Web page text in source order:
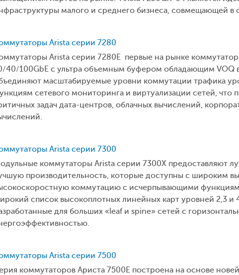
малого и среднего бизнеса, совмещающей в
Arista серии 7280
Arista серии 7280E первые на рынке
40/100GbE с ультра объемным буфером обладающим VOQ
масштабируемые уровни коммутации трафика
сетевого мониторинга и виртуализации сетей, что
задач дата-центров, облачных вычислений,
Arista серии 7300
коммутаторы Arista серии 7300X предоставляют
производительность, которые доступны с широким
коммутацию с исчерпывающими
список высокоплотных линейных карт уровней 2,3
для больших «leaf и spine» сетей с
Arista серии 7500
коммутаторов Ариста 7500E построена на основе